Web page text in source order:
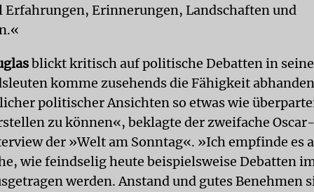
Erfahrungen, Erinnerungen, Landschaften und
blickt kritisch auf politische Debatten in
komme zusehends die Fähigkeit
politischer Ansichten so etwas wie
zu können«, beklagte der zweifache
der »Welt am Sonntag«. »Ich empfinde es
wie feindselig heute beispielsweise Debatten
werden. Anstand und gutes Benehmen